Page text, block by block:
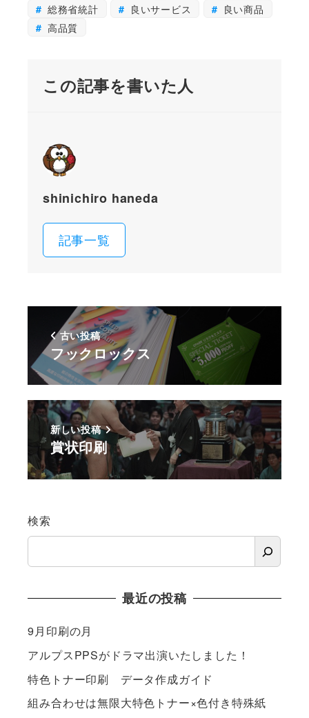
総務省統計
良いサービス
良い商品
高品質
この記事を書いた人
shinichiro haneda
記事一覧
古い投稿
フックロックス
新しい投稿
賞状印刷
検索
最近の投稿
9月印刷の月
アルプスPPSがドラマ出演いたしました！
特色トナー印刷 データ作成ガイド
組み合わせは無限大特色トナー×色付き特殊紙